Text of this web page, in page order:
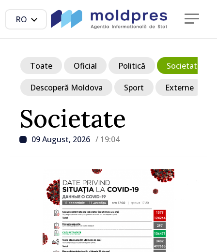
RO
Societate
09 August, 2026 / 19:04
Toate Oficial Politică Societate
Descoperă Moldova Sport Externe